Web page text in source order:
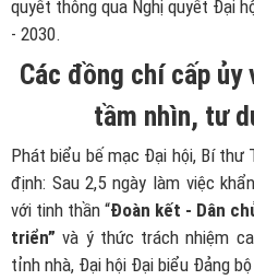
quyết thông qua Nghị quyết Đại
- 2030.
Các đồng chí cấp ủy
tầm nhìn, tư
Phát biểu bế mạc Đại hội, Bí thư
định: Sau 2,5 ngày làm việc
với tinh thần “Đoàn kết - Dân
triển” và ý thức trách nhiệm
tỉnh nhà, Đại hội Đại biểu Đảng